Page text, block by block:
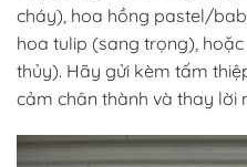
cháy), hoa hồng pastel/
hoa tulip (sang trọng),
thủy). Hãy gửi kèm tấm
cảm chân thành và thay lời